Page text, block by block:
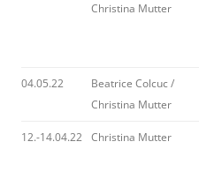
Christina Mutter
04.05.22
Beatrice Colcuc /
Christina Mutter
12.-14.04.22 Christina Mutter